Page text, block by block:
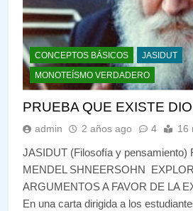
CONCEPTOS BÁSICOS
JASIDUT
MONOTEÍSMO VERDADERO
PRUEBA QUE EXISTE
admin 2 años ago 4 16
JASIDUT (Filosofía y pensamiento)
MENDEL SHNEERSOHN
ARGUMENTOS A FAVOR DE LA
En una carta dirigida a los